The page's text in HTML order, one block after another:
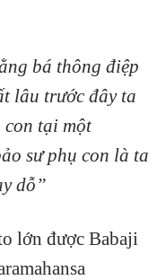
bá thông điệp
lâu trước đây ta
con tại một
sư phụ con là ta
dỗ”
lớn được Babaji